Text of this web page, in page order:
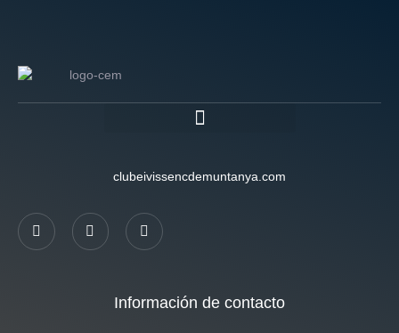
clubeivissencdemuntanya.com
Información de contacto